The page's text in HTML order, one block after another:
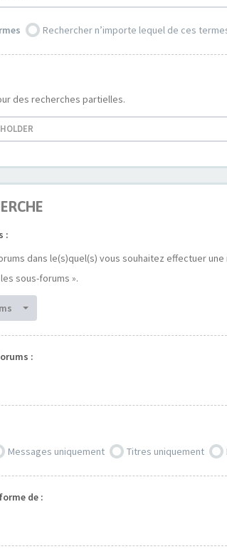
Rechercher n’importe lequel de ces
des recherches partielles.
:
dans le(s)quel(s) vous souhaitez effectuer
sous-forums ».
:
Messages uniquement Titres uniquement
de :